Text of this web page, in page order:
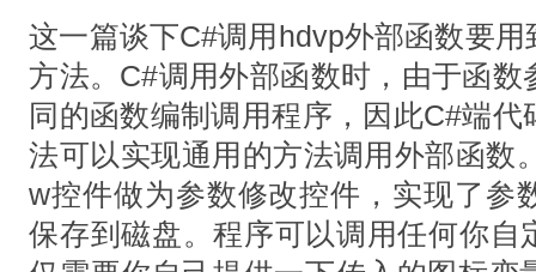
这一篇谈下C#调用hdvp外部函数要
方法。C#调用外部函数时，由于函
同的函数编制调用程序，因此C#端
法可以实现通用的方法调用外部函数
w控件做为参数修改控件，实现了参
保存到磁盘。程序可以调用任何你自